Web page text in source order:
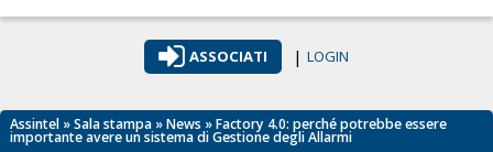
ASSOCIATI | LOGIN
Assintel »Sala stampa »News » Factory 4.0: perché potrebbe essere
importante avere un sistema di Gestione degli Allarmi